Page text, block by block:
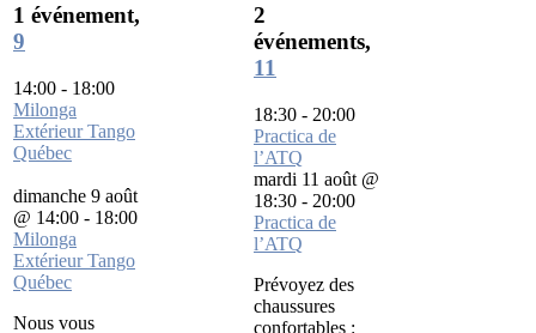
1 événement,
9
14:00 - 18:00
Milonga
Extérieur Tango
Québec
dimanche 9 août
@ 14:00 - 18:00
Milonga
Extérieur Tango
Québec
Nous vous
2
événements,
11
18:30 - 20:00
Practica de
l’ATQ
mardi 11 août @
18:30 - 20:00
Practica de
l’ATQ
Prévoyez des
chaussures
confortables :